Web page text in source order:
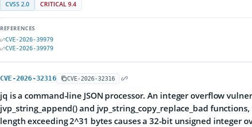
CVSS 2.0 CRITICAL 9.4
REFERENCES
CVE-2026-39979
CVE-2026-39979
CVE-2026-32316 CVE-2026-32316
jq is a command-line JSON processor. An integer overflow
jvp_string_append() and jvp_string_copy_replace_bad
length exceeding 2^31 bytes causes a 32-bit unsigned integer